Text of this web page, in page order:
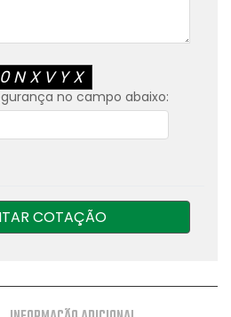
no campo abaixo:
COTAÇÃO